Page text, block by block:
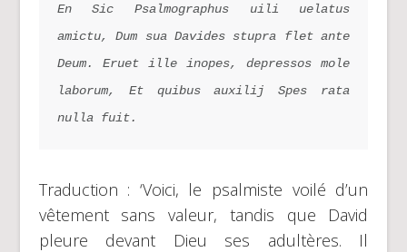
En Sic Psalmographus uili uelatus
amictu, Dum sua Davides stupra flet ante
Deum. Eruet ille inopes, depressos mole
laborum, Et quibus auxilij Spes rata
nulla fuit.
Traduction : ‘Voici, le psalmiste voilé d’un
vêtement sans valeur, tandis que David
pleure devant Dieu ses adultères. Il